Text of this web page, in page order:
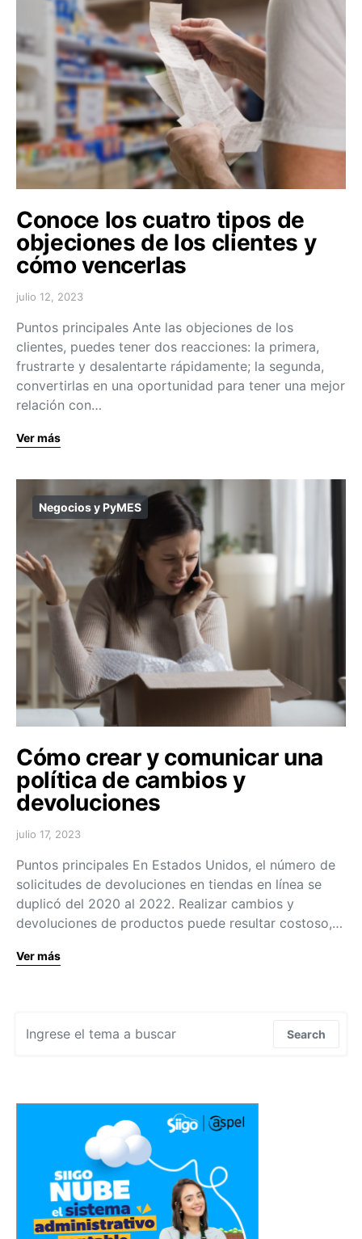
Conoce los cuatro tipos de
objeciones de los clientes y
cómo vencerlas
julio 12, 2023
Puntos principales Ante las objeciones de los
clientes, puedes tener dos reacciones: la primera,
frustrarte y desalentarte rápidamente; la segunda,
convertirlas en una oportunidad para tener una mejor
relación con…
Ver más
Negocios y PyMES
Cómo crear y comunicar una
política de cambios y
devoluciones
julio 17, 2023
Puntos principales En Estados Unidos, el número de
solicitudes de devoluciones en tiendas en línea se
duplicó del 2020 al 2022. Realizar cambios y
devoluciones de productos puede resultar costoso,…
Ver más
Search